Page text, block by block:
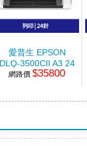
愛普生 EPSON
DLQ-3500CII A3 24
針中文點陣印表機
網路價$35800